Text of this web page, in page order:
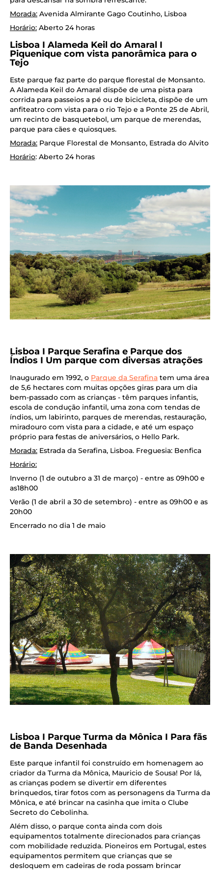
Morada: Avenida Almirante Gago Coutinho, Lisboa
Horário: Aberto 24 horas
Lisboa I Alameda Keil do Amaral I
Piquenique com vista panorâmica para o
Tejo
Este parque faz parte do parque florestal de Monsanto.
A Alameda Keil do Amaral dispõe de uma pista para
corrida para passeios a pé ou de bicicleta, dispõe de um
anfiteatro com vista para o rio Tejo e a Ponte 25 de Abril,
um recinto de basquetebol, um parque de merendas,
parque para cães e quiosques.
Morada: Parque Florestal de Monsanto, Estrada do Alvito
Horário: Aberto 24 horas
Lisboa I Parque Serafina e Parque dos
Índios I Um parque com diversas atrações
Inaugurado em 1992, o Parque da Serafina tem uma área
de 5,6 hectares com muitas opções giras para um dia
bem-passado com as crianças - têm parques infantis,
escola de condução infantil, uma zona com tendas de
índios, um labirinto, parques de merendas, restauração,
miradouro com vista para a cidade, e até um espaço
próprio para festas de aniversários, o Hello Park.
Morada: Estrada da Serafina, Lisboa. Freguesia: Benfica
Horário:
Inverno (1 de outubro a 31 de março) - entre as 09h00 e
as18h00
Verão (1 de abril a 30 de setembro) - entre as 09h00 e as
20h00
Encerrado no dia 1 de maio
Lisboa I Parque Turma da Mônica I Para fãs
de Banda Desenhada
Este parque infantil foi construído em homenagem ao
criador da Turma da Mônica, Mauricio de Sousa! Por lá,
as crianças podem se divertir em diferentes
brinquedos, tirar fotos com as personagens da Turma da
Mônica, e até brincar na casinha que imita o Clube
Secreto do Cebolinha.
Além disso, o parque conta ainda com dois
equipamentos totalmente direcionados para crianças
com mobilidade reduzida. Pioneiros em Portugal, estes
equipamentos permitem que crianças que se
desloquem em cadeiras de roda possam brincar